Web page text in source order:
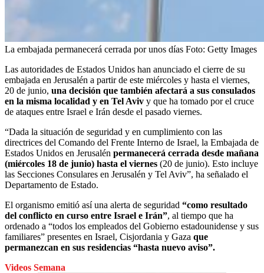
La embajada permanecerá cerrada por unos días Foto: Getty Images
Las autoridades de Estados Unidos han anunciado el cierre de su
embajada en Jerusalén a partir de este miércoles y hasta el viernes,
20 de junio, una decisión que también afectará a sus consulados
en la misma localidad y en Tel Aviv y que ha tomado por el cruce
de ataques entre Israel e Irán desde el pasado viernes.
“Dada la situación de seguridad y en cumplimiento con las
directrices del Comando del Frente Interno de Israel, la Embajada de
Estados Unidos en Jerusalén permanecerá cerrada desde mañana
(miércoles 18 de junio) hasta el viernes (20 de junio). Esto incluye
las Secciones Consulares en Jerusalén y Tel Aviv”, ha señalado el
Departamento de Estado.
El organismo emitió así una alerta de seguridad “como resultado
del conflicto en curso entre Israel e Irán”, al tiempo que ha
ordenado a “todos los empleados del Gobierno estadounidense y sus
familiares” presentes en Israel, Cisjordania y Gaza que
permanezcan en sus residencias “hasta nuevo aviso”.
Videos Semana